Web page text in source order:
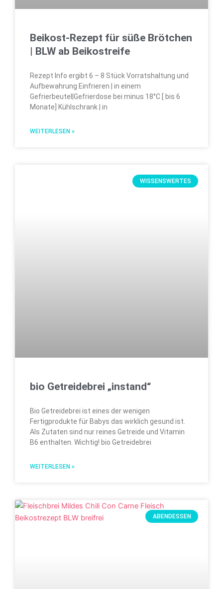
Beikost-Rezept für süße Brötchen
| BLW ab Beikostreife
Rezept Info ergibt 6 – 8 Stück Vorratshaltung und
Aufbewahrung Einfrieren | in einem
Gefrierbeutel|Gefrierdose bei minus 18°C [ bis 6
Monate] Kühlschrank | in
WEITERLESEN »
WISSENSWERTES
bio Getreidebrei „instand“
Bio Getreidebrei ist eines der wenigen
Fertigprodukte für Babys das wirklich gesund ist.
Als Zutaten sind nur reines Getreide und Vitamin
B6 enthalten. Wichtig! bio Getreidebrei
WEITERLESEN »
ABENDESSEN